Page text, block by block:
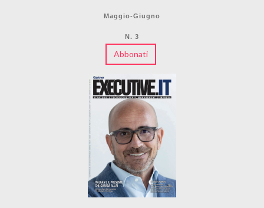
Maggio-Giugno
N. 3
Abbonati